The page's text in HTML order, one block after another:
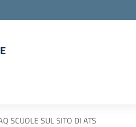
SCUOLE SUL SITO DI ATS